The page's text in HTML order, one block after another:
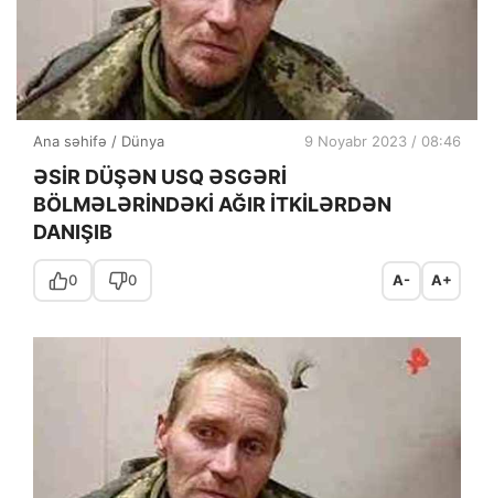
Ana səhifə / Dünya 9 Noyabr 2023 / 08:46
ƏSİR DÜŞƏN USQ ƏSGƏRİ
BÖLMƏLƏRİNDƏKİ AĞIR İTKİLƏRDƏN
DANIŞIB
0 0 A- A+